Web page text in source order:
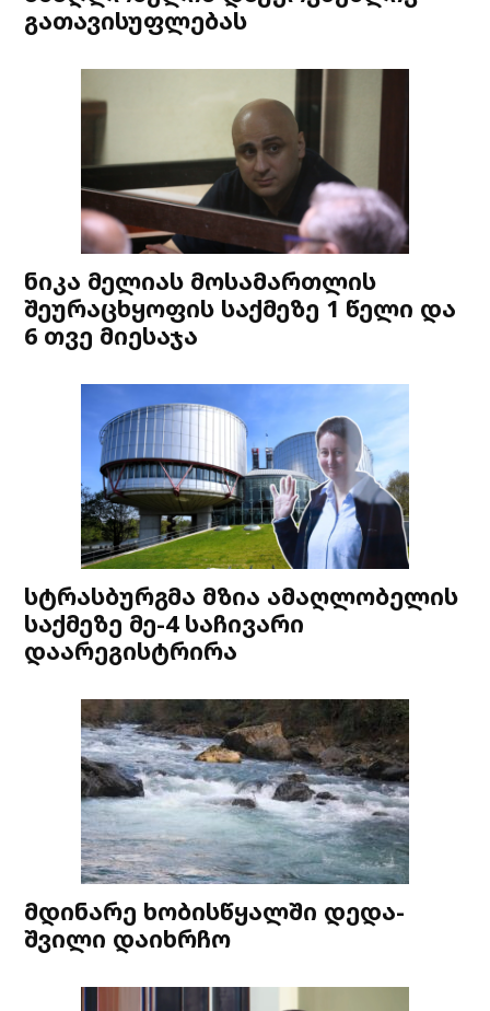
გათავისუფლებას
ნიკა მელიას მოსამართლის
შეურაცხყოფის საქმეზე 1 წელი და
6 თვე მიესაჯა
სტრასბურგმა მზია ამაღლობელის
საქმეზე მე-4 საჩივარი
დაარეგისტრირა
მდინარე ხობისწყალში დედა-
შვილი დაიხრჩო